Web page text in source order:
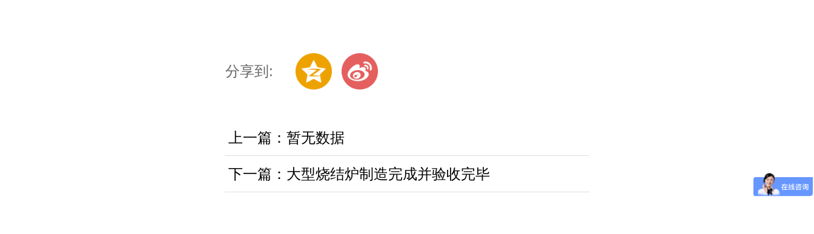
分享到:
上一篇：暂无数据
下一篇：大型烧结炉制造完成并验收完毕